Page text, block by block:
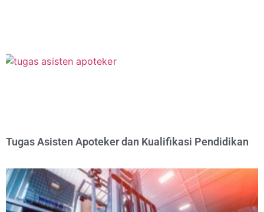
Tugas Asisten Apoteker dan Kualifikasi Pendidikan